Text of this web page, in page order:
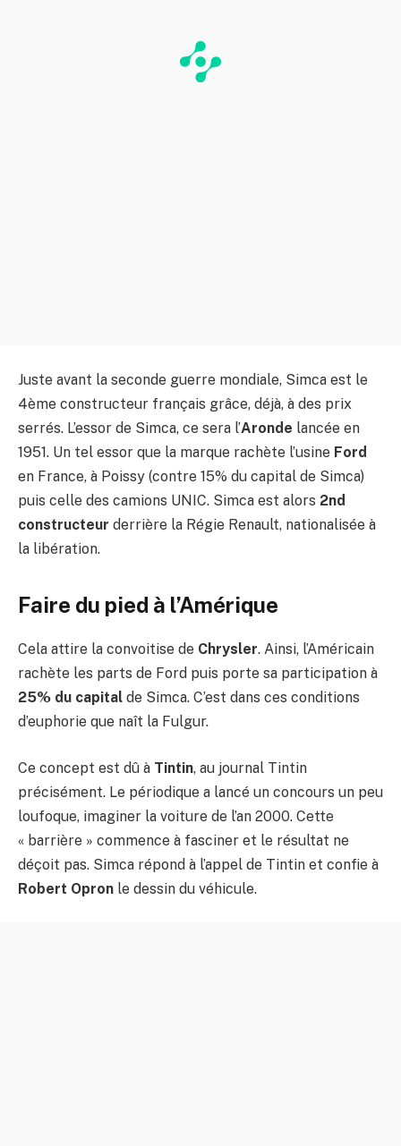
Juste avant la seconde guerre mondiale, Simca est le
4ème constructeur français grâce, déjà, à des prix
serrés. L’essor de Simca, ce sera l’Aronde lancée en
1951. Un tel essor que la marque rachète l’usine Ford
en France, à Poissy (contre 15% du capital de Simca)
puis celle des camions UNIC. Simca est alors 2nd
constructeur derrière la Régie Renault, nationalisée à
la libération.
Faire du pied à l’Amérique
Cela attire la convoitise de Chrysler. Ainsi, l’Américain
rachète les parts de Ford puis porte sa participation à
25% du capital de Simca. C’est dans ces conditions
d’euphorie que naît la Fulgur.
Ce concept est dû à Tintin, au journal Tintin
précisément. Le périodique a lancé un concours un peu
loufoque, imaginer la voiture de l’an 2000. Cette
« barrière » commence à fasciner et le résultat ne
déçoit pas. Simca répond à l’appel de Tintin et confie à
Robert Opron le dessin du véhicule.